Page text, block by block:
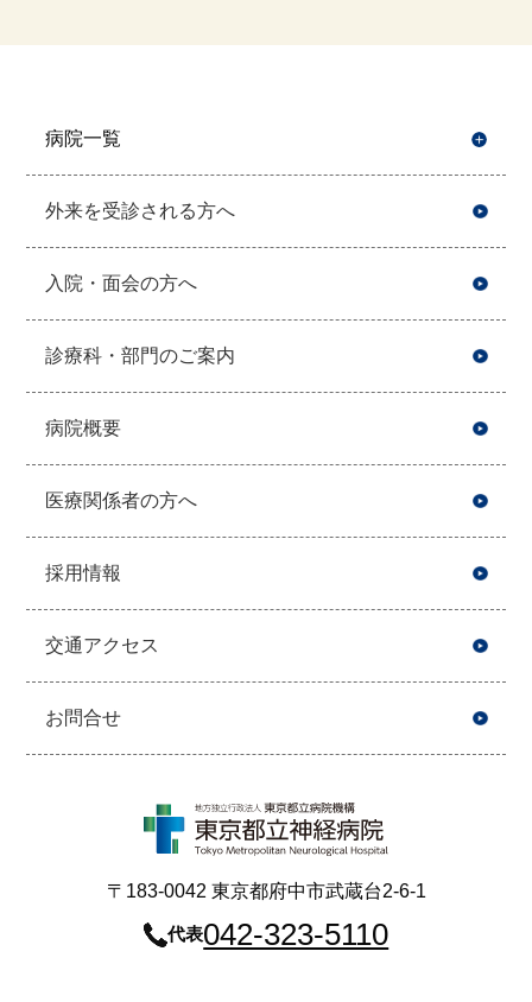
病院一覧
外来を受診される方へ
入院・面会の方へ
診療科・部門のご案内
病院概要
医療関係者の方へ
採用情報
交通アクセス
お問合せ
〒183-0042 東京都府中市武蔵台2-6-1
代表042-323-5110